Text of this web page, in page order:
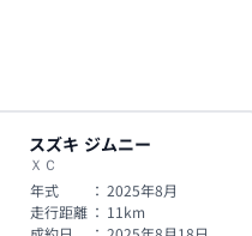
スズキ ジムニー
ＸＣ
年式 ： 2025年8月
走行距離 ： 11 km